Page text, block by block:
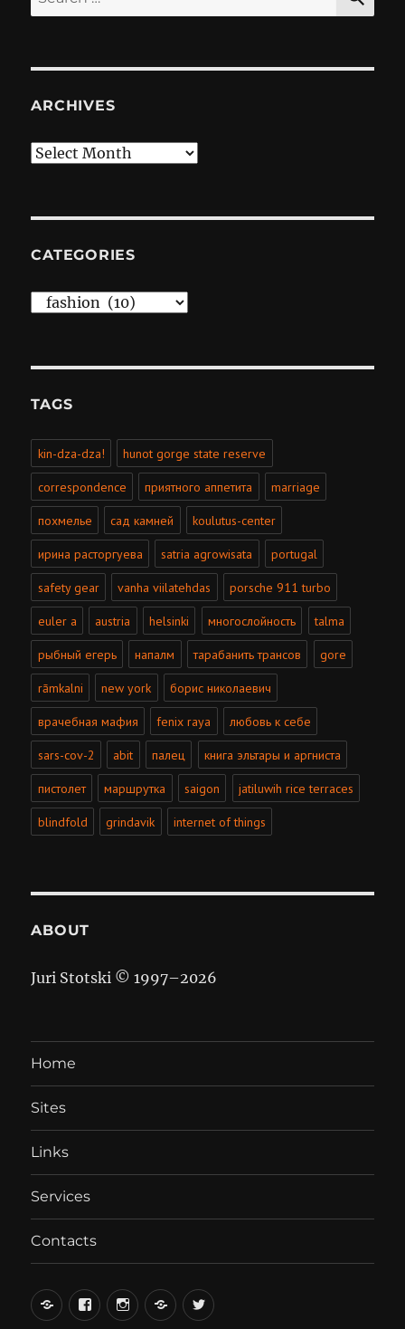
for:
ARCHIVES
Archives
CATEGORIES
Categories
TAGS
kin-dza-dza! hunot gorge state reserve
correspondence приятного аппетита marriage
похмелье сад камней koulutus-center
ирина расторгуева satria agrowisata portugal
safety gear vanha viilatehdas porsche 911 turbo
euler a austria helsinki многослойность talma
рыбный егерь напалм тарабанить трансов gore
rāmkalni new york борис николаевич
врачебная мафия fenix raya любовь к себе
sars-cov-2 abit палец книга эльтары и аргниста
пистолет маршрутка saigon jatiluwih rice terraces
blindfold grindavik internet of things
ABOUT
Juri Stotski © 1997–2026
Home
Sites
Links
Services
Contacts
вКонтакте
FacebookInstagramLiveJournal
Twitter